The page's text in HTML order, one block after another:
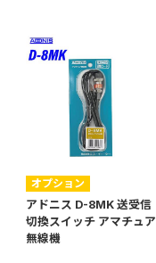
オプション
アドニス D-8MK 送受信
切換スイッチ アマチュア
無線機